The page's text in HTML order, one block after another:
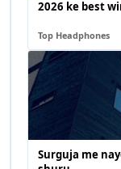
2026 ke best
Top Headphones
Surguja me